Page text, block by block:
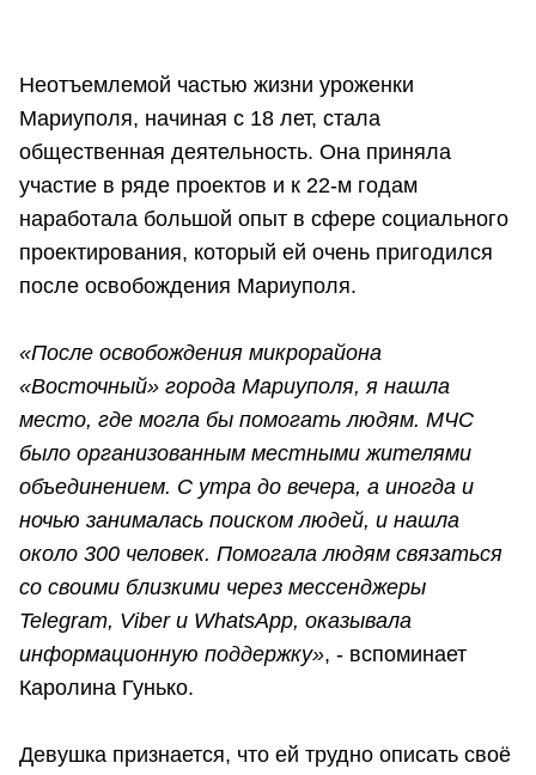
Неотъемлемой частью жизни уроженки
Мариуполя, начиная с 18 лет, стала
общественная деятельность. Она приняла
участие в ряде проектов и к 22-м годам
наработала большой опыт в сфере социального
проектирования, который ей очень пригодился
после освобождения Мариуполя.
«После освобождения микрорайона
«Восточный» города Мариуполя, я нашла
место, где могла бы помогать людям. МЧС
было организованным местными жителями
объединением. С утра до вечера, а иногда и
ночью занималась поиском людей, и нашла
около 300 человек. Помогала людям связаться
со своими близкими через мессенджеры
Telegram, Viber и WhatsApp, оказывала
информационную поддержку», - вспоминает
Каролина Гунько.
Девушка признается, что ей трудно описать своё